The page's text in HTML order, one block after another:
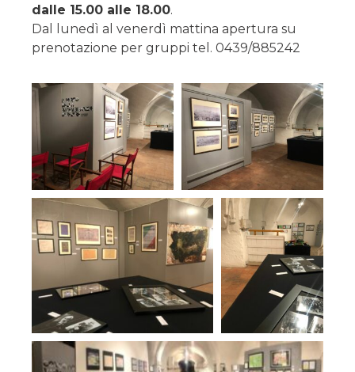
dalle 15.00 alle 18.00.
Dal lunedì al venerdì mattina apertura su
prenotazione per gruppi tel. 0439/885242